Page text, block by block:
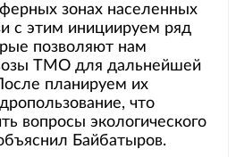
зонах населенных
с этим инициируем ряд
позволяют нам
ТМО для дальнейшей
планируем их
что
вопросы экологического
Байбатыров.